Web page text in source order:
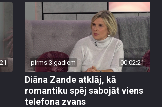
pirms 3 gadiem 00:02:21
Diāna Zande atklāj, kā
romantiku spēj sabojāt viens
telefona zvans